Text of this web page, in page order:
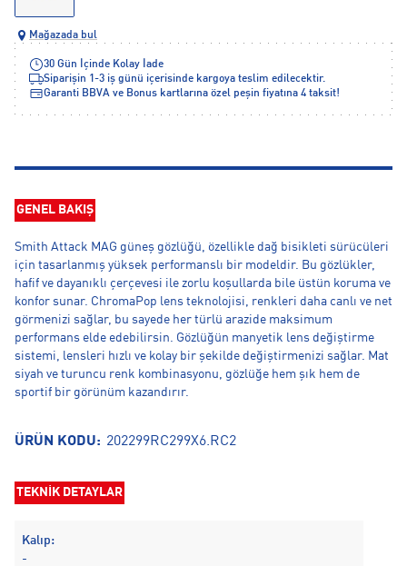
Mağazada bul
30 Gün İçinde Kolay İade
Siparişin 1-3 iş günü içerisinde kargoya teslim edilecektir.
Garanti BBVA ve Bonus kartlarına özel peşin fiyatına 4 taksit!
GENEL BAKIŞ
Smith Attack MAG güneş gözlüğü, özellikle dağ bisikleti sürücüleri
için tasarlanmış yüksek performanslı bir modeldir. Bu gözlükler,
hafif ve dayanıklı çerçevesi ile zorlu koşullarda bile üstün koruma ve
konfor sunar. ChromaPop lens teknolojisi, renkleri daha canlı ve net
görmenizi sağlar, bu sayede her türlü arazide maksimum
performans elde edebilirsin. Gözlüğün manyetik lens değiştirme
sistemi, lensleri hızlı ve kolay bir şekilde değiştirmenizi sağlar. Mat
siyah ve turuncu renk kombinasyonu, gözlüğe hem şık hem de
sportif bir görünüm kazandırır.
ÜRÜN KODU: 202299RC299X6.RC2
TEKNİK DETAYLAR
Kalıp:
-